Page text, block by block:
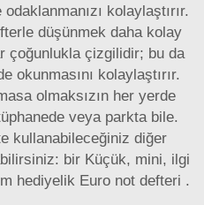
odaklanmanızı kolaylaştırır.
düşünmek daha kolay
çoğunlukla çizgilidir; bu da
okunmasını kolaylaştırır.
olmaksızın her yerde
veya parkta bile.
kullanabileceğiniz diğer
bir Küçük, mini, ilgi
hediyelik Euro not defteri .